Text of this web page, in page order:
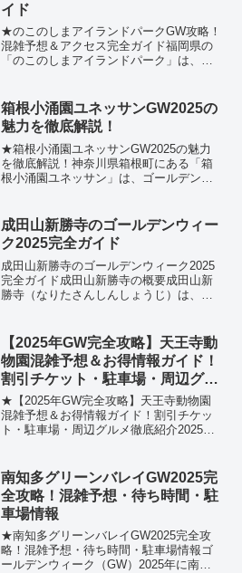
イド
★のこのしまアイランドパークGW攻略！
混雑予想＆アクセス完全ガイド福岡県の
「のこのしまアイランドパーク」は、ゴ
は、家族連れやカップルに大変人気で
す。しかし、混雑やアクセス...
箱根小涌園ユネッサンGW2025の
魅力を徹底解説！
★箱根小涌園ユネッサンGW2025の魅力
を徹底解説！神奈川県箱根町にある「箱
根小涌園ユネッサン」は、ゴールデンウ
は、この施設の魅力的な特徴について詳
しくご紹介いたします。...
成田山新勝寺のゴールデンウィー
ク2025完全ガイド
成田山新勝寺のゴールデンウィーク2025
完全ガイド成田山新勝寺の概要成田山新
勝寺（なりたさんしんしょうじ）は、千
す。正式な住所は千葉県成田市成田1、連
絡先としては0476...
【2025年GW完全攻略】天王寺動
物園混雑予想＆お得情報ガイド！
割引チケット・駐車場・周辺グル
メ徹底紹介
★【2025年GW完全攻略】天王寺動物園
混雑予想＆お得情報ガイド！割引チケッ
ト・駐車場・周辺グルメ徹底紹介2025年
が必須！住所・電話番号など基本情報か
ら、GW期間の混...
南知多グリーンバレイGW2025完
全攻略！混雑予想・待ち時間・駐
車場情報
★南知多グリーンバレイGW2025完全攻
略！混雑予想・待ち時間・駐車場情報ゴ
ールデンウィーク（GW）2025年に南知